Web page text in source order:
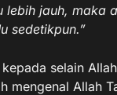
lebih jauh, maka
sedetikpun.”
selain Allah
mengenal Allah